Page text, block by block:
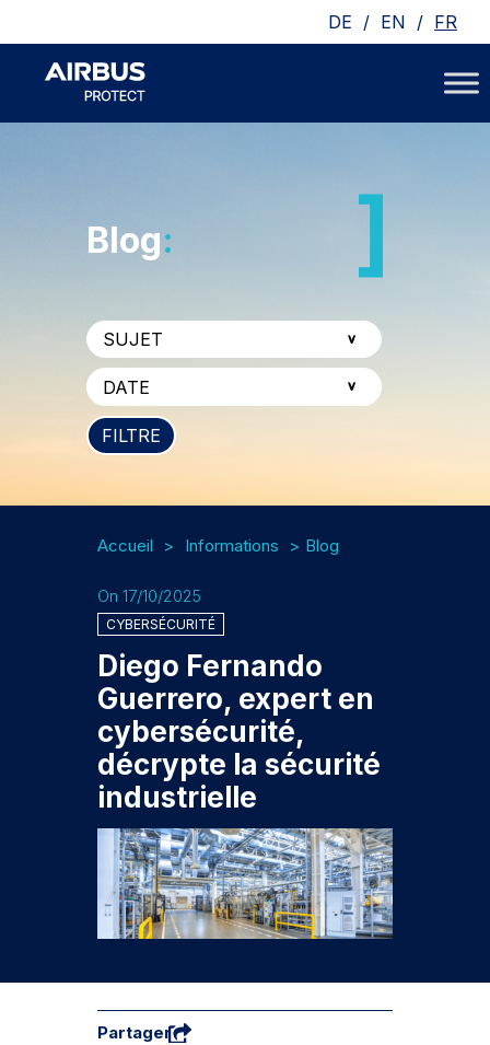
DE / EN / FR
Blog:
FILTRE
Accueil Informations Blog
On 17/10/2025
CYBERSÉCURITÉ
Diego Fernando
Guerrero, expert en
cybersécurité,
décrypte la sécurité
industrielle
Partager